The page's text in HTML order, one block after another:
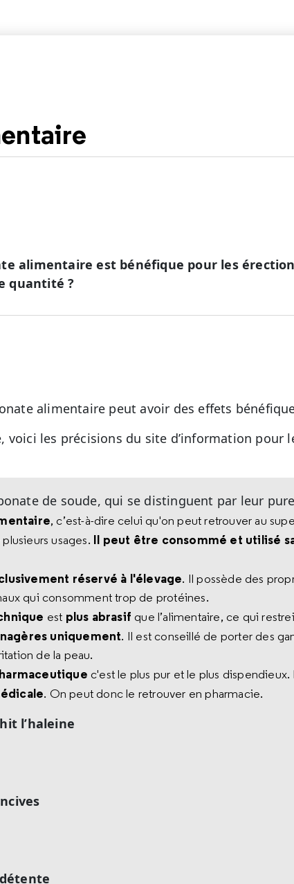
alimentaire est bénéfique pour les
quantité ?
alimentaire peut avoir des effets
voici les précisions du site d’information pour
de soude, qui se distinguent par leur
, c’est-à-dire celui qu'on peut retrouver au
usages. Il peut être consommé et utilisé
réservé à l'élevage. Il possède des
qui consomment trop de protéines.
est plus abrasif que l’alimentaire, ce qui
uniquement. Il est conseillé de porter des
de la peau.
c'est le plus pur et le plus
. On peut donc le retrouver en pharmacie.
l’haleine